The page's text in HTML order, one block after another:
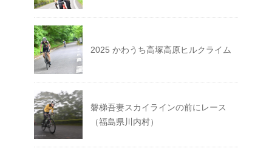
2025 かわうち高塚高原ヒルクライム
磐梯吾妻スカイラインの前にレース
（福島県川内村）